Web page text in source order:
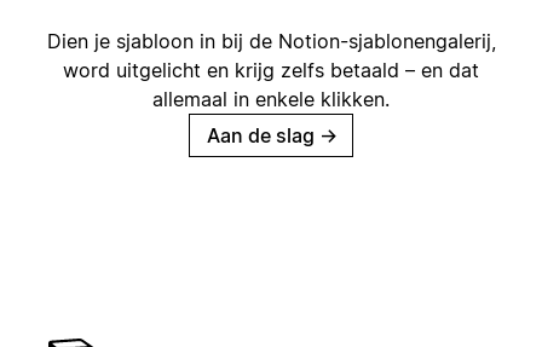
Dien je sjabloon in bij de Notion-sjablonengalerij,
word uitgelicht en krijg zelfs betaald – en dat
allemaal in enkele klikken.
Aan de slag →